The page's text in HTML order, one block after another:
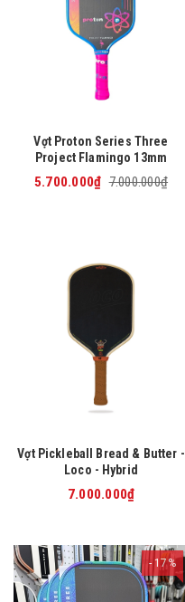
Vợt Proton Series Three
Project Flamingo 13mm
5.700.000₫ 7.000.000₫
Vợt Pickleball Bread & Butter -
Loco - Hybrid
7.000.000₫
17%